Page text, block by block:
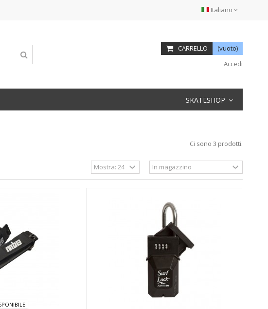
Italiano
CARRELLO
(vuoto)
Accedi
SKATESHOP
Ci sono 3 prodotti.